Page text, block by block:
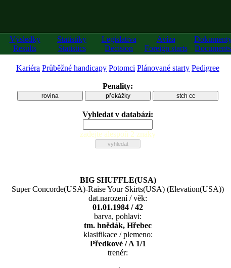
Výsledky
Results
Statistiky
Statistics
Legislativa
Decision
Avíza
Foreign starts
Documents
Kariéra Průběžné handicapy Potomci Plánované starty Pedigree
Penality:
rovina překážky stch cc
Vyhledat v databázi:
zadejte alespoň 2 znaky
BIG SHUFFLE(USA)
Super Concorde(USA)-Raise Your Skirts(USA) (Elevation(USA))
dat.narození / věk:
01.01.1984 / 42
barva, pohlavi:
tm. hnědák, Hřebec
klasifikace / plemeno:
Předkové / A 1/1
trenér: